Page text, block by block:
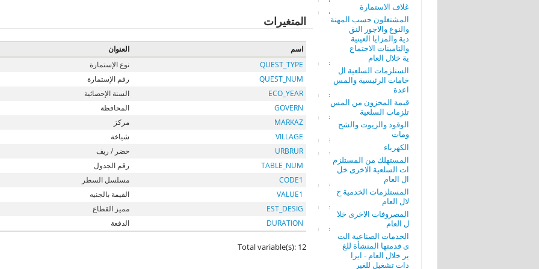
غلاف الاستمارة
المشتغلون حسب المهنة
والنوع والاجور النق
دية والمزايا العينية
والتامينات الاجتماع
ية خلال العام
الستلزمات السلعية ال
خامات الرئيسية والمس
اعدة
قيمة المخزون من المس
تلزمات السلعية
الوقود والزيوت والشح
ومات
الكهرباء
المستهلك من المستلزم
ات السلعية الاخرى خل
ال العام
المستلزمات الخدمية خ
لال العام
المصروفات الاخرى خلا
ل العام
الخدمات الصناعية الت
ى قدمتها المنشأة للغ
ير خلال العام - ايرا
دات تشغيل للغير
المتغيرات
اسم العنوان
QUEST_TYPE
نوع الإستمارة
QUEST_NUM
رقم الإستمارة
ECO_YEAR
السنة الإحصائية
GOVERN
المحافظة
MARKAZ
مركز
VILLAGE
شياخة
URBRUR
حضر / ريف
TABLE_NUM
رقم الجدول
CODE1
مسلسل السطر
VALUE1
القيمة بالجنيه
EST_DESIG
مميز القطاع
DURATION
الدفعة
Total variable(s): 12